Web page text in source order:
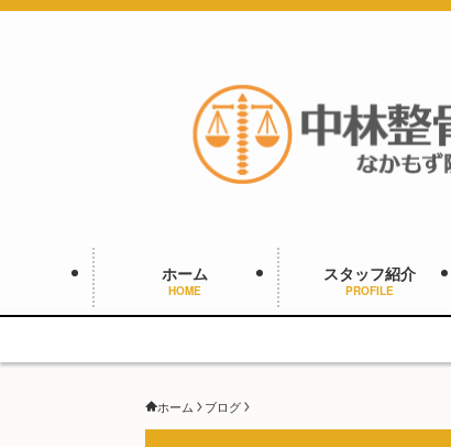
ホーム
HOME
スタッフ紹介
PROFILE
ホーム ブログ